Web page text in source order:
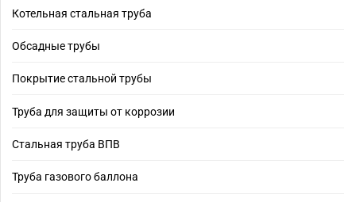
Котельная стальная труба
Обсадные трубы
Покрытие стальной трубы
Труба для защиты от коррозии
Стальная труба ВПВ
Труба газового баллона